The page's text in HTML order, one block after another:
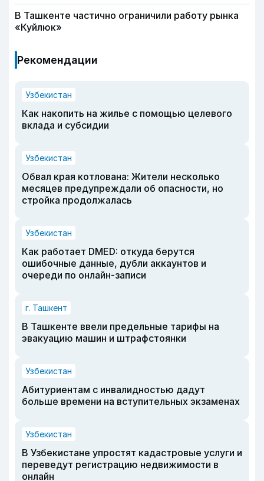
В Ташкенте частично ограничили работу рынка
«Куйлюк»
Рекомендации
Узбекистан
Как накопить на жилье с помощью целевого
вклада и субсидии
Узбекистан
Обвал края котлована: Жители несколько
месяцев предупреждали об опасности, но
стройка продолжалась
Узбекистан
Как работает DMED: откуда берутся
ошибочные данные, дубли аккаунтов и
очереди по онлайн-записи
г. Ташкент
В Ташкенте ввели предельные тарифы на
эвакуацию машин и штрафстоянки
Узбекистан
Абитуриентам с инвалидностью дадут
больше времени на вступительных экзаменах
Узбекистан
В Узбекистане упростят кадастровые услуги и
переведут регистрацию недвижимости в
онлайн